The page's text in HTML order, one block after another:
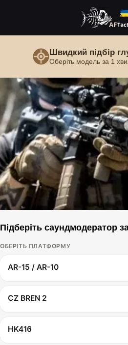
Швидкий підбір
Оберіть модель за 1
Підберіть саундмодератор
ОБЕРІТЬ ПЛАТФОРМУ
AR-15 / AR-10
CZ BREN 2
HK416